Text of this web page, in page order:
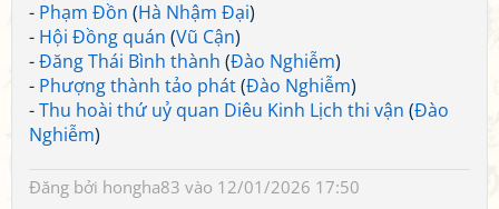
- Phạm Đồn (Hà Nhậm Đại)
- Hội Đồng quán (Vũ Cận)
-Đăng Thái Bình thành (Đào Nghiễm)
- Phượng thành tảo phát(Đào Nghiễm)
-Thu hoài thứ uỷ quan Diêu Kinh Lịch thi vận (Đào
Nghiễm)
Đăng bởi hongha83 vào 12/01/2026 17:50